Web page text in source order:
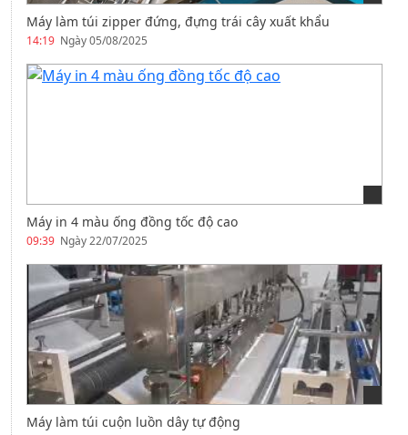
Máy làm túi zipper đứng, đựng trái cây xuất khẩu
14:19 Ngày 05/08/2025
Máy in 4 màu ống đồng tốc độ cao
09:39 Ngày 22/07/2025
Máy làm túi cuộn luồn dây tự động